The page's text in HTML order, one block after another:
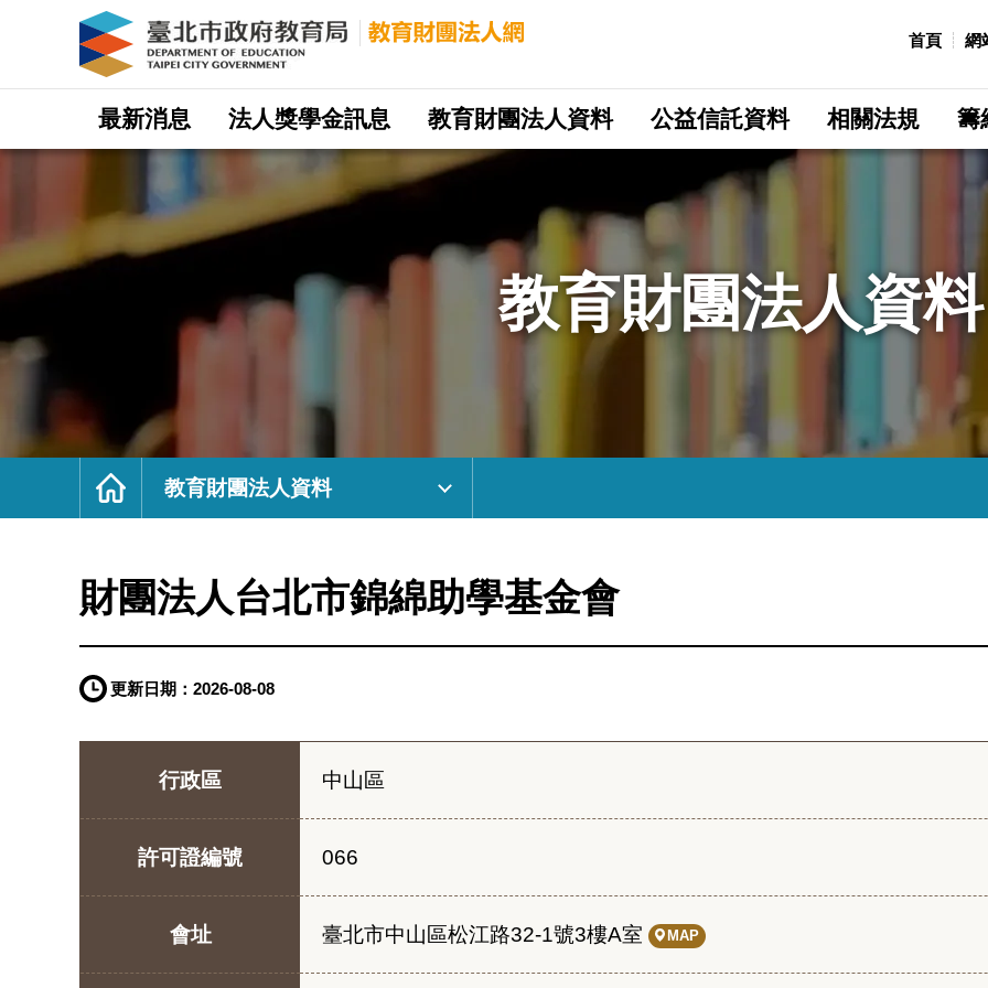
綿
會
財
團
首頁 網
網
最新消息 法人獎學金訊息 教育財團法人資料 公益信託資料 相關法規 籌
教育財團法人資料
首
教育財團法人資料
財團法人台北市錦綿助學基金會
更新日期： 2026-08-08
行政區 中山區
許可證編號 066
會址 臺北市中山區松江路32-1號3樓A室 MAP